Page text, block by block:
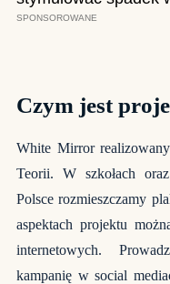
Czym jest
White Mirror
Teorii. W szkołach
Polsce rozmieszczamy
aspektach projektu
internetowych.
kampanię w social